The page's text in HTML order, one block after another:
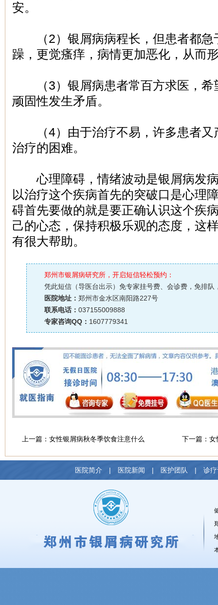
安。
（2）银屑病病程长，但患者都急
躁，更觉瘙痒，病情更加恶化，从而
（3）银屑病患者常百方求医，希
顽固性发生矛盾。
（4）由于治疗不易，许多患者又
治疗的困难。
心理障碍，情绪波动是银屑病发病
以治疗这个疾病首先的突破口是心理
碍首先要做的就是要正确认识这个疾
己的心态，保持积极乐观的态度，这
有很大帮助。
郑州市银屑病研究所，开启短信轻松预约：
凭此短信（导医台出示）免专家挂号费、会诊费，免排队
医院地址： 郑州市金水区南阳路227号
联系电话： 037155009888
专家咨询QQ： 1607779341
上一篇： 女性银屑病秋冬季饮食注意什么 下一篇：女
医院简介 | 医院新闻 | 医护团队 | 诊